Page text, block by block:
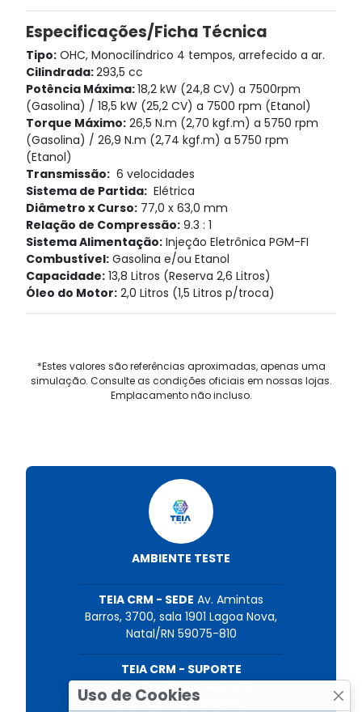
Especificações/Ficha Técnica
Tipo: OHC, Monocilíndrico 4 tempos, arrefecido a ar.
Cilindrada:293,5 cc
Potência Máxima:18,2 kW (24,8 CV) a 7500rpm
(Gasolina) / 18,5 kW (25,2 CV) a 7500 rpm (Etanol)
Torque Máximo: 26,5 N.m (2,70 kgf.m) a 5750 rpm
(Gasolina) / 26,9 N.m (2,74 kgf.m) a 5750 rpm
(Etanol)
Transmissão: 6 velocidades
Sistema de Partida: Elétrica
Diâmetro x Curso: 77,0 x 63,0 mm
Relação de Compressão: 9.3 : 1
Sistema Alimentação: Injeção Eletrônica PGM-FI
Combustível: Gasolina e/ou Etanol
Capacidade: 13,8 Litros (Reserva 2,6 Litros)
Óleo do Motor: 2,0 Litros (1,5 Litros p/troca)
*Estes valores são referências aproximadas, apenas uma
simulação. Consulte as condições oficiais em nossas lojas.
Emplacamento não incluso.
AMBIENTE TESTE
TEIA CRM - SEDE Av. Amintas
Barros, 3700, sala 1901 Lagoa Nova,
Natal/RN 59075-810
TEIA CRM - SUPORTE
Rua Almeida Barreto, 432
Lagoa Nova, Natal/RN
Uso de Cookies